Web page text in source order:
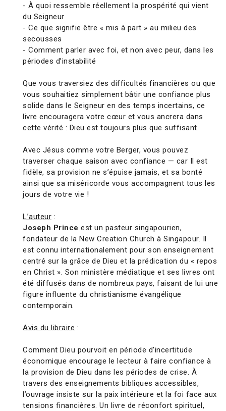
- À quoi ressemble réellement la prospérité qui vient
du Seigneur
- Ce que signifie être « mis à part » au milieu des
secousses
- Comment parler avec foi, et non avec peur, dans les
périodes d’instabilité
Que vous traversiez des difficultés financières ou que
vous souhaitiez simplement bâtir une confiance plus
solide dans le Seigneur en des temps incertains, ce
livre encouragera votre cœur et vous ancrera dans
cette vérité : Dieu est toujours plus que suffisant.
Avec Jésus comme votre Berger, vous pouvez
traverser chaque saison avec confiance — car Il est
fidèle, sa provision ne s’épuise jamais, et sa bonté
ainsi que sa miséricorde vous accompagnent tous les
jours de votre vie !
L’auteur :
Joseph Prince est un pasteur singapourien,
fondateur de la New Creation Church à Singapour. Il
est connu internationalement pour son enseignement
centré sur la grâce de Dieu et la prédication du « repos
en Christ ». Son ministère médiatique et ses livres ont
été diffusés dans de nombreux pays, faisant de lui une
figure influente du christianisme évangélique
contemporain.
Avis du libraire :
Comment Dieu pourvoit en période d’incertitude
économique encourage le lecteur à faire confiance à
la provision de Dieu dans les périodes de crise. À
travers des enseignements bibliques accessibles,
l’ouvrage insiste sur la paix intérieure et la foi face aux
tensions financières. Un livre de réconfort spirituel,